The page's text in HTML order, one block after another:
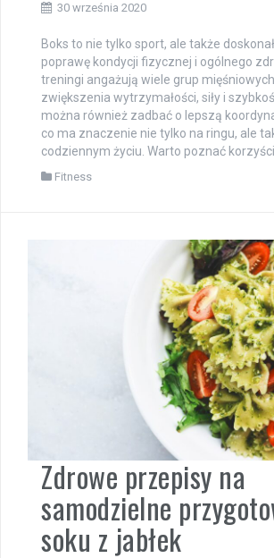
30 września 2020
Boks to nie tylko sport, ale także
poprawę kondycji fizycznej i ogólnego
treningi angażują wiele grup
zwiększenia wytrzymałości, siły i
można również zadbać o lepszą
co ma znaczenie nie tylko na ringu, ale
codziennym życiu. Warto poznać korzyści
Fitness
Zdrowe przepisy na
samodzielne
soku z jabłek